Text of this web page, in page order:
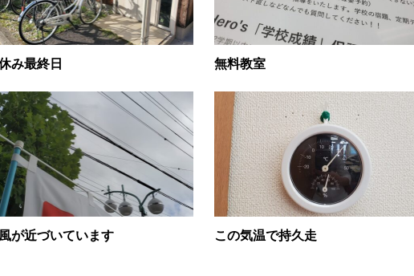
み最終日 無料教室
が近づいています この気温で持久走